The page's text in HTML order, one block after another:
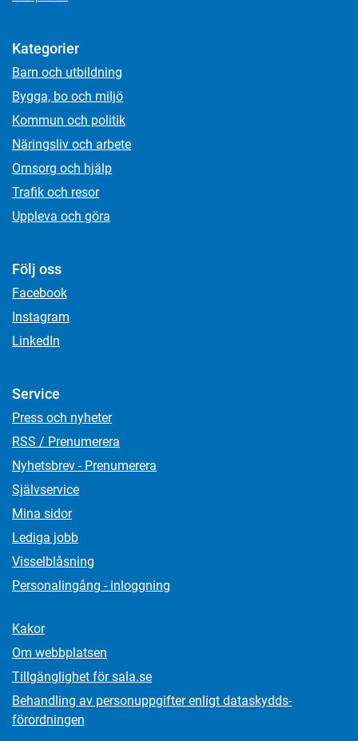
Kategorier
Barn och utbildning
Bygga, bo och miljö
Kommun och politik
Näringsliv och arbete
Omsorg och hjälp
Trafik och resor
Uppleva och göra
Följ oss
Facebook
Instagram
LinkedIn
Service
Press och nyheter
RSS / Prenumerera
Nyhetsbrev - Prenumerera
Självservice
Mina sidor
Lediga jobb
Visselblåsning
Personalingång - inloggning
Kakor
Om webbplatsen
Tillgänglighet för sala.se
Behandling av personuppgifter enligt dataskydds­
förordningen